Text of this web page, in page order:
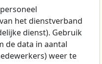
het dienstverband
dienst). Gebruik
de data in aantal
weer te